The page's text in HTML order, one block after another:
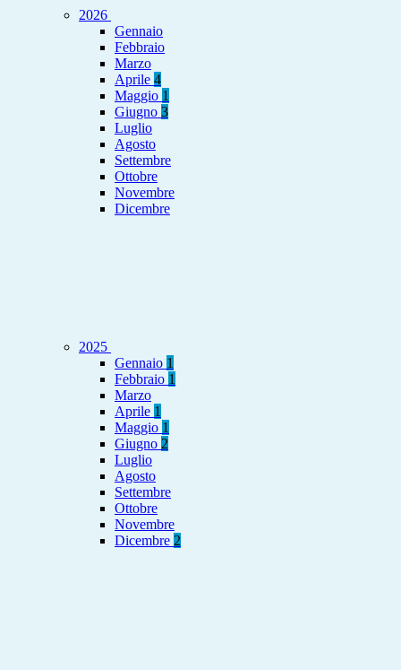
2026
Gennaio
Febbraio
Marzo
Aprile 4
Maggio 1
Giugno 3
Luglio
Agosto
Settembre
Ottobre
Novembre
Dicembre
2025
Gennaio 1
Febbraio 1
Marzo
Aprile 1
Maggio 1
Giugno 2
Luglio
Agosto
Settembre
Ottobre
Novembre
Dicembre 2